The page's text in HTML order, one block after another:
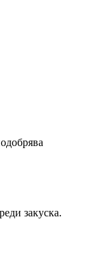
закуска.